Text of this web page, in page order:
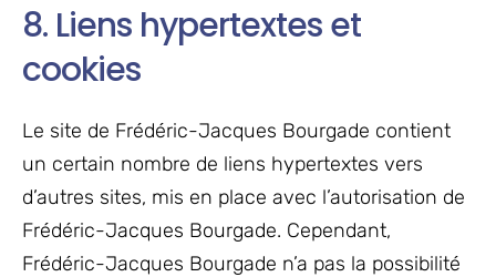
8. Liens hypertextes et
cookies
Le site de Frédéric-Jacques Bourgade contient
un certain nombre de liens hypertextes vers
d’autres sites, mis en place avec l’autorisation de
Frédéric-Jacques Bourgade. Cependant,
Frédéric-Jacques Bourgade n’a pas la possibilité